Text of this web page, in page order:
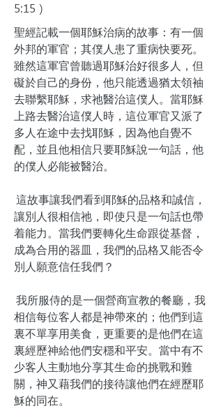
5:15）
聖經記載一個耶穌治病的故事：有一個
外邦的軍官；其僕人患了重病快要死。
雖然這軍官曾聽過耶穌治好很多人，但
礙於自己的身份，他只能透過猶太領袖
去聯繫耶穌，求祂醫治這僕人。當耶穌
上路去醫治這僕人時，這位軍官又派了
多人在途中去找耶穌，因為他自覺不
配，並且他相信只要耶穌說一句話，他
的僕人必能被醫治。
這故事讓我們看到耶穌的品格和誠信，
讓別人很相信祂，即使只是一句話也帶
着能力。當我們要轉化生命跟從基督，
成為合用的器皿，我們的品格又能否令
別人願意信任我們？
我所服侍的是一個營商宣教的餐廳，我
相信每位客人都是神帶來的；他們到這
裏不單享用美食，更重要的是他們在這
裏經歷神給他們安穩和平安。當中有不
少客人主動地分享其生命的挑戰和難
關，神又藉我們的接待讓他們在經歷耶
穌的同在。